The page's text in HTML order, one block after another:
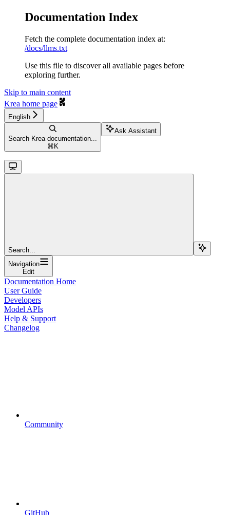
Documentation Index
Fetch the complete documentation index at:
/docs/llms.txt
Use this file to discover all available pages before
exploring further.
Skip to main content
Krea home page
English
Search Krea documentation...
⌘ K
Ask Assistant
Search...
Navigation
Edit
Documentation Home
User Guide
Developers
Model APIs
Help & Support
Changelog
Community
GitHub